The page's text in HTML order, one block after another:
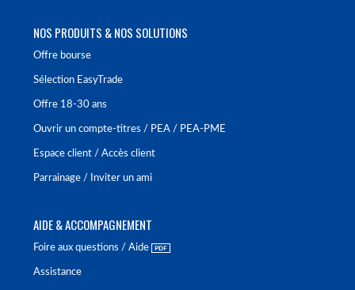
NOS PRODUITS & NOS SOLUTIONS
Offre bourse
Sélection EasyTrade
Offre 18-30 ans
Ouvrir un compte-titres / PEA / PEA-PME
Espace client / Accès client
Parrainage / Inviter un ami
AIDE & ACCOMPAGNEMENT
Foire aux questions / Aide
Assistance